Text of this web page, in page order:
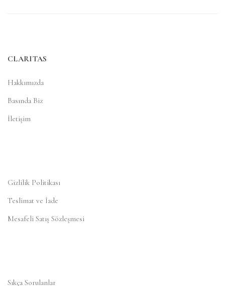
CLARITAS
Hakkımızda
Basında Biz
İletişim
Gizlilik Politikası
Teslimat ve İade
Mesafeli Satış Sözleşmesi
Sıkça Sorulanlar